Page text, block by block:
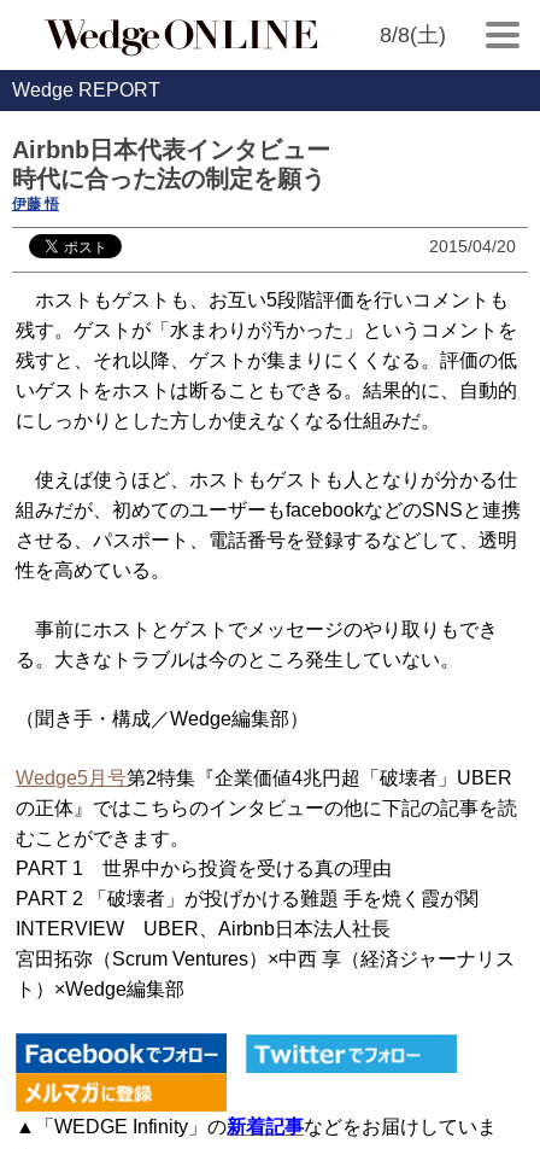
8/8(土)
Wedge REPORT
Airbnb日本代表インタビュー
時代に合った法の制定を願う
伊藤 悟
2015/04/20
ホストもゲストも、お互い5段階評価を行いコメントも
残す。ゲストが「水まわりが汚かった」というコメントを
残すと、それ以降、ゲストが集まりにくくなる。評価の低
いゲストをホストは断ることもできる。結果的に、自動的
にしっかりとした方しか使えなくなる仕組みだ。
使えば使うほど、ホストもゲストも人となりが分かる仕
組みだが、初めてのユーザーもfacebookなどのSNSと連携
させる、パスポート、電話番号を登録するなどして、透明
性を高めている。
事前にホストとゲストでメッセージのやり取りもでき
る。大きなトラブルは今のところ発生していない。
（聞き手・構成／Wedge編集部）
Wedge5月号第2特集『企業価値4兆円超「破壊者」UBER
の正体』ではこちらのインタビューの他に下記の記事を読
むことができます。
PART 1 世界中から投資を受ける真の理由
PART 2 「破壊者」が投げかける難題 手を焼く霞が関
INTERVIEW UBER、Airbnb日本法人社長
宮田拓弥（Scrum Ventures）×中西 享（経済ジャーナリス
ト）×Wedge編集部
▲「WEDGE Infinity」の新着記事などをお届けしていま